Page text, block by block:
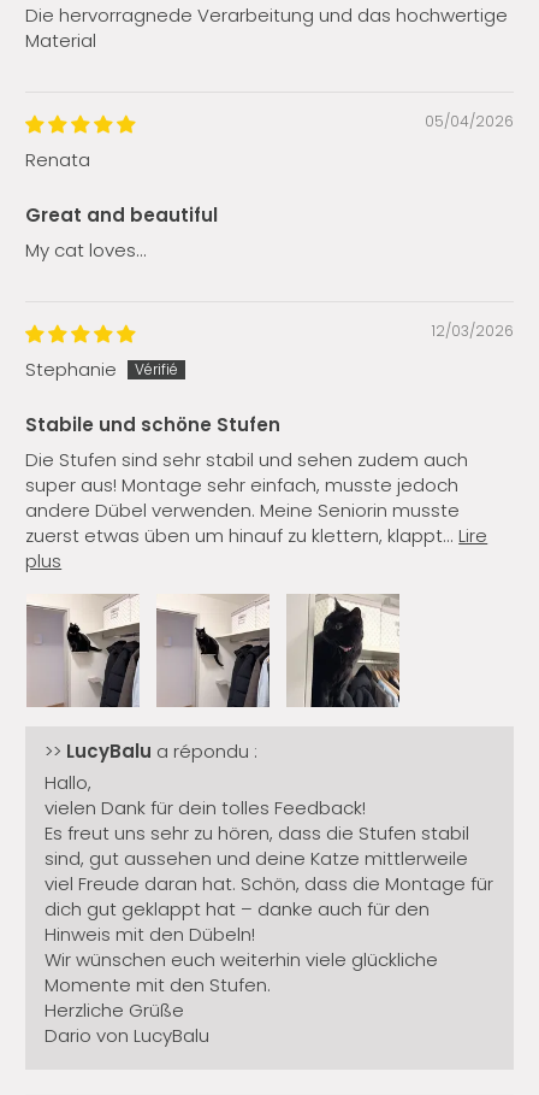
Die hervorragnede Verarbeitung und das hochwertige
Material
05/04/2026
Renata
Great and beautiful
My cat loves…
12/03/2026
Stephanie
Stabile und schöne Stufen
Die Stufen sind sehr stabil und sehen zudem auch
super aus! Montage sehr einfach, musste jedoch
andere Dübel verwenden. Meine Seniorin musste
zuerst etwas üben um hinauf zu klettern, klappt... Lire
plus
>> LucyBalu a répondu :
Hallo,
vielen Dank für dein tolles Feedback!
Es freut uns sehr zu hören, dass die Stufen stabil
sind, gut aussehen und deine Katze mittlerweile
viel Freude daran hat. Schön, dass die Montage für
dich gut geklappt hat – danke auch für den
Hinweis mit den Dübeln!
Wir wünschen euch weiterhin viele glückliche
Momente mit den Stufen.
Herzliche Grüße
Dario von LucyBalu